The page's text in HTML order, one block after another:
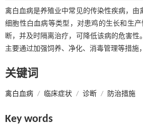
禽白血病是养殖业中常见的传染性疾病，
细胞性白血病等类型，对患鸡的生长和生
断，并及时隔离治疗，可降低该病的危害
主要通过加强饲养、净化、消毒管理等措施
关键词
禽白血病 / 临床症状 / 诊断 / 防治措施
Key words